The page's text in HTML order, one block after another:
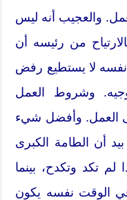
والعجيب أنه ليس
من رئيسه أن
نفسه لا يستطيع رفض
وشروط العمل
العمل. وأفضل شيء
أن الطامة الكبرى
تكد وتكدح، بينما
الوقت نفسه يكون